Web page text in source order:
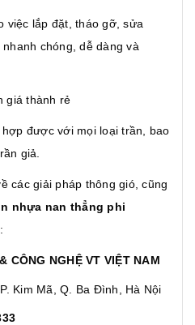
việc lắp đặt, tháo gỡ, sửa
chóng, dễ dàng và
giá thành rẻ
được với mọi loại trần, bao
giả.
các giải pháp thông gió, cũng
nhựa nan thẳng phi
CÔNG NGHỆ VT VIỆT NAM
Kim Mã, Q. Ba Đình, Hà Nội